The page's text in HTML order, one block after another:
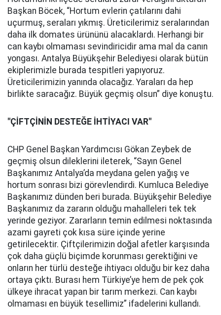
Başkan Böcek, “Hortum evlerin çatılarını dahi
uçurmuş, seraları yıkmış. Üreticilerimiz seralarından
daha ilk domates ürününü alacaklardı. Herhangi bir
can kaybı olmaması sevindiricidir ama mal da canın
yongası. Antalya Büyükşehir Belediyesi olarak bütün
ekiplerimizle burada tespitleri yapıyoruz.
Üreticilerimizin yanında olacağız. Yaraları da hep
birlikte saracağız. Büyük geçmiş olsun” diye konuştu.
"ÇİFTÇİNİN DESTEĞE İHTİYACI VAR"
CHP Genel Başkan Yardımcısı Gökan Zeybek de
geçmiş olsun dileklerini ileterek, “Sayın Genel
Başkanımız Antalya’da meydana gelen yağış ve
hortum sonrası bizi görevlendirdi. Kumluca Belediye
Başkanımız dünden beri burada. Büyükşehir Belediye
Başkanımız da zararın olduğu mahalleleri tek tek
yerinde geziyor. Zararların temin edilmesi noktasında
azami gayreti çok kısa süre içinde yerine
getirilecektir. Çiftçilerimizin doğal afetler karşısında
çok daha güçlü biçimde korunması gerektiğini ve
onların her türlü desteğe ihtiyacı olduğu bir kez daha
ortaya çıktı. Burası hem Türkiye’ye hem de pek çok
ülkeye ihracat yapan bir tarım merkezi. Can kaybı
olmaması en büyük tesellimiz” ifadelerini kullandı.